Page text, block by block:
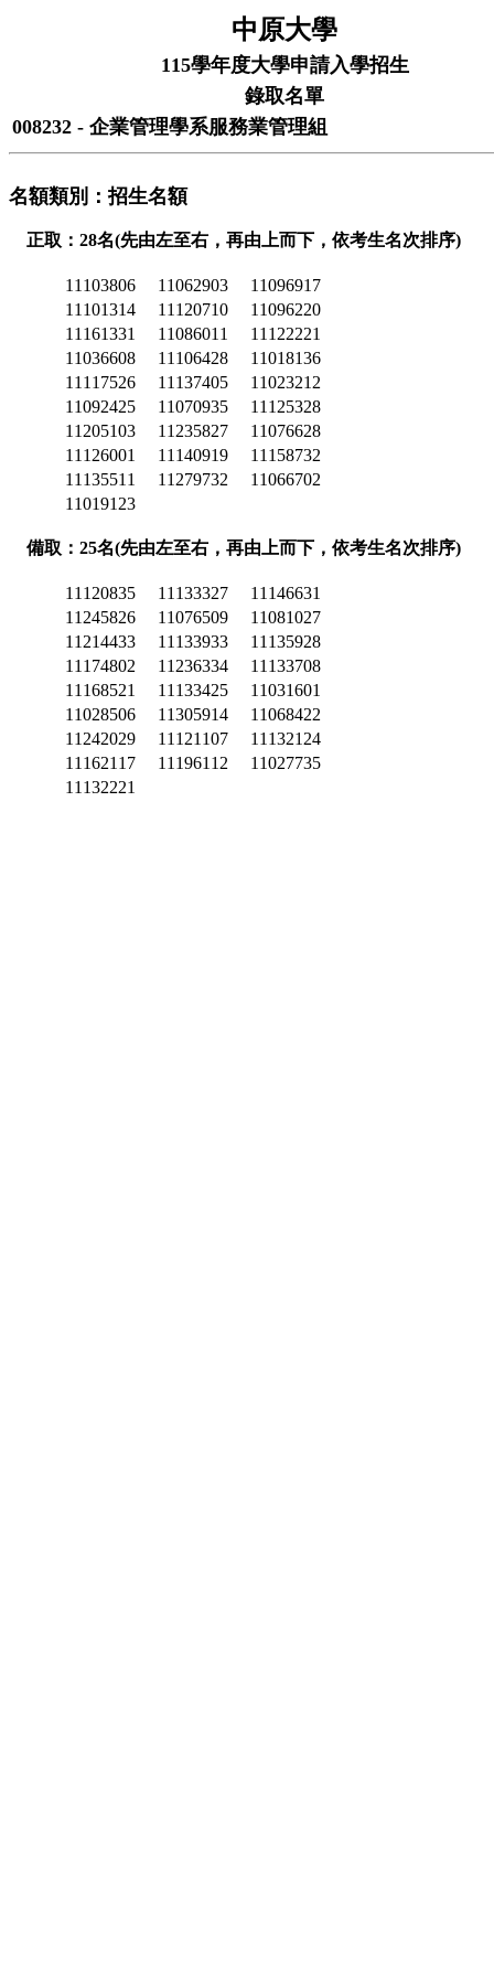
中原大學
115學年度大學申請入學招生
錄取名單
008232 - 企業管理學系服務業管理組
名額類別：招生名額
正取：28名(先由左至右，再由上而下，依考生名次排序)
11103806 11062903
11096917
11101314
11120710
11096220
11161331
11086011
11122221
11036608
11106428
11018136
11117526
11137405
11023212
11092425
11070935
11125328
11205103
11235827
11076628
11126001
11140919
11158732
11135511
11279732
11066702
11019123
備取：25名(先由左至右，再由上而下，依考生名次排序)
11120835 11133327
11146631
11245826
11076509
11081027
11214433
11133933
11135928
11174802
11236334
11133708
11168521
11133425
11031601
11028506
11305914
11068422
11242029
11121107
11132124
11162117
11196112
11027735
11132221